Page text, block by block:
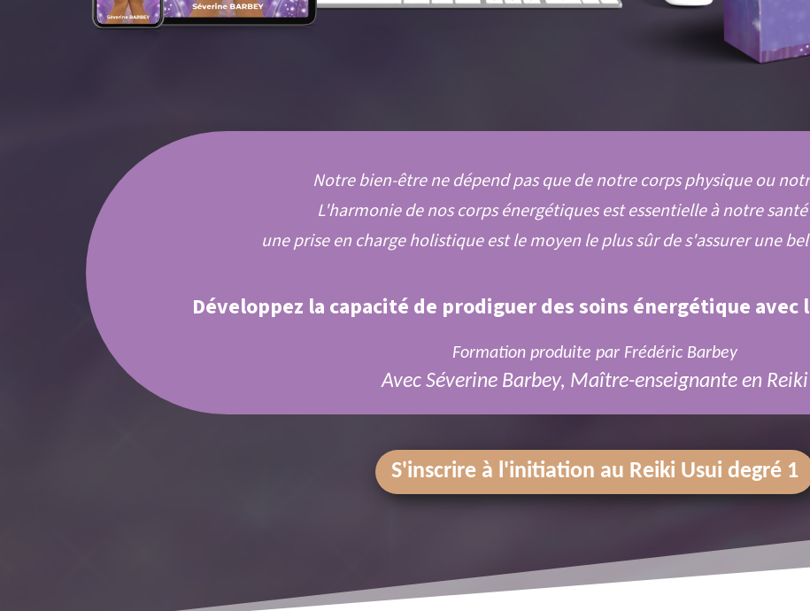
Notre bien-être ne dépend pas que de notre corps physique ou
L'harmonie de nos corps énergétiques estessentielle à notre
une prise en chargeholistique est le moyen le plus sûr de s'assurer une
Développez la capacité de prodiguer des soins énergétique avec
Formation produite par Frédéric Barbey
Avec Séverine Barbey, Maître-enseignante en Reiki
S'inscrire à l'initiation au Reiki Usui degré 1